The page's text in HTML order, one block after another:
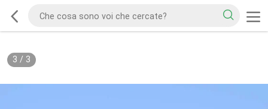
3 / 3